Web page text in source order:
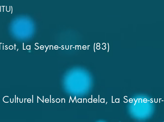
La Seyne-sur-mer (83)
Nelson Mandela, La Seyne-sur-